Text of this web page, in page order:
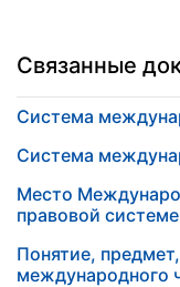
Связанные
Система
Система
Место
правовой системе
Понятие,
международного